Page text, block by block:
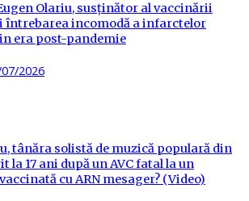
Olariu, susținător al vaccinării
întrebarea incomodă a infarctelor
era post-pandemie
2026
tânăra solistă de muzică populară din
la 17 ani după un AVC fatal la un
cu ARN mesager? (Video)